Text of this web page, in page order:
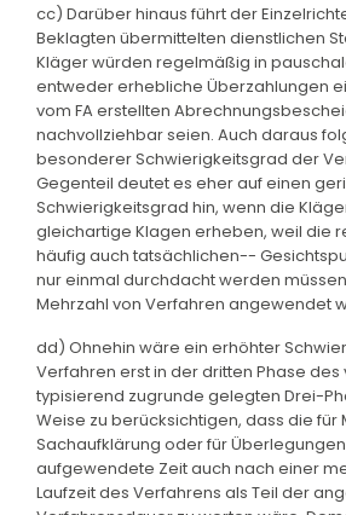
cc) Darüber hinaus führt der
Beklagten übermittelten dienstlichen
Kläger würden regelmäßig in
entweder erhebliche Überzahlungen
vom FA erstellten
nachvollziehbar seien. Auch daraus
besonderer Schwierigkeitsgrad der
Gegenteil deutet es eher auf einen
Schwierigkeitsgrad hin, wenn die
gleichartige Klagen erheben, weil die
häufig auch tatsächlichen--
nur einmal durchdacht werden
Mehrzahl von Verfahren angewendet
dd) Ohnehin wäre ein erhöhter
Verfahren erst in der dritten Phase des
typisierend zugrunde gelegten Drei-
Weise zu berücksichtigen, dass die
Sachaufklärung oder für
aufgewendete Zeit auch nach einer
Laufzeit des Verfahrens als Teil der